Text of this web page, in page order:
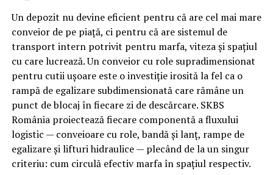
interiorul lor acționează ca o barieră suplimentară
împotriva zgomotului.
Un alt element extrem de important îl constituie
garniturile de etanșare . O fereastră PVC premium este
dotată cu două sau chiar trei rânduri de garnituri,
realizate din materiale elastice și rezistente. Ele au rolul
de a sigila perfect între rama ferestrei și canat, blocând
pătrunderea aerului și implicit a zgomotului.
Dacă ferestrele nu sunt etanșe, undele sonore vor găsi
Un depozit nu devine eficient pentru că are cel mai mare
conveior de pe piață, ci pentru că are sistemul de
transport intern potrivit pentru marfa, viteza și spațiul
cu care lucrează. Un conveior cu role supradimensionat
pentru cutii ușoare este o investiție irosită la fel ca o
rampă de egalizare subdimensionată care rămâne un
punct de blocaj în fiecare zi de descărcare. SKBS
România proiectează fiecare componentă a fluxului
logistic — conveioare cu role, bandă și lanț, rampe de
egalizare și lifturi hidraulice — plecând de la un singur
criteriu: cum circulă efectiv marfa în spațiul respectiv.